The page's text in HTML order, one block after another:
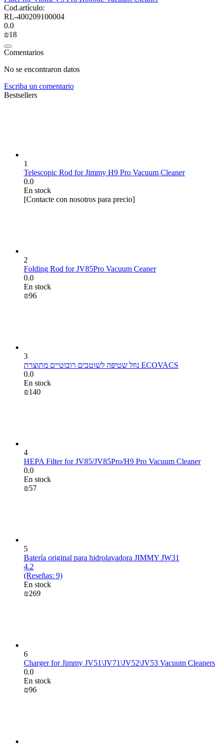
Cod.artículo:
RL-400209100004
0.0
₪‍18‍
Comentarios
No se encontraron datos
Escriba un comentario
Bestsellers
1
Telescopic Rod for Jimmy H9 Pro Vacuum Cleaner
0.0
En stock
[Contacte con nosotros para precio]
2
Folding Rod for JV85Pro Vacuum Ceaner
0.0
En stock
₪‍96‍
3
נוזל שטיפה לשוטבים רובוטיים מתוצרת ECOVACS
0.0
En stock
₪‍140‍
4
HEPA Filter for JV85/JV85Pro/H9 Pro Vacuum Cleaner
0.0
En stock
₪‍57‍
5
Batería original para hidrolavadora JIMMY JW31
4.2
(Reseñas: 9)
En stock
₪‍269‍
6
Charger for Jimmy JV51\JV71\JV52\JV53 Vacuum Cleaners
0.0
En stock
₪‍96‍